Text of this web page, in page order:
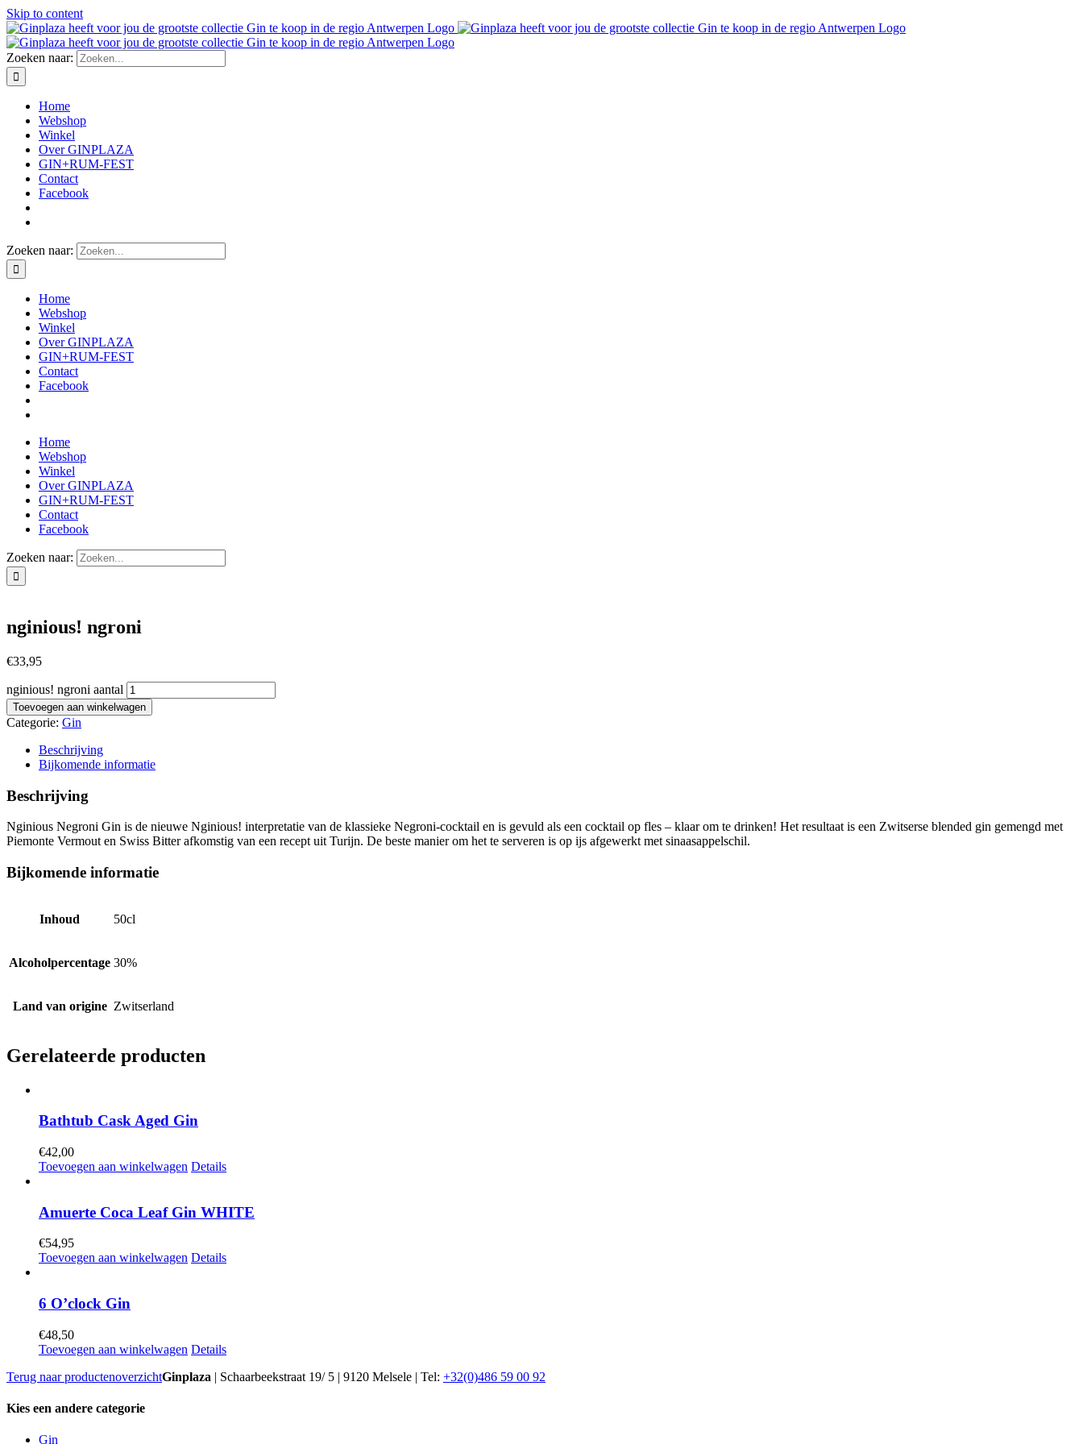
Skip to content
Zoeken naar:
Home
Webshop
Winkel
Over GINPLAZA
GIN+RUM-FEST
Contact
Facebook
Zoeken naar:
Home
Webshop
Winkel
Over GINPLAZA
GIN+RUM-FEST
Contact
Facebook
Home
Webshop
Winkel
Over GINPLAZA
GIN+RUM-FEST
Contact
Facebook
Zoeken naar:
nginious! ngroni
€33,95
nginious! ngroni aantal
Toevoegen aan winkelwagen
Categorie: Gin
Beschrijving
Bijkomende informatie
Beschrijving
Nginious Negroni Gin is de nieuwe Nginious! interpretatie van de klassieke Negroni-cocktail en is gevuld als een cocktail op fles – klaar om te drinken! Het resultaat is een Zwitserse blended gin gemengd met
Piemonte Vermout en Swiss Bitter afkomstig van een recept uit Turijn. De beste manier om het te serveren is op ijs afgewerkt met sinaasappelschil.
Bijkomende informatie
Inhoud 50cl
Alcoholpercentage 30%
Land van origine Zwitserland
Gerelateerde producten
Bathtub Cask Aged Gin
€42,00
Toevoegen aan winkelwagen Details
Amuerte Coca Leaf Gin WHITE
€54,95
Toevoegen aan winkelwagen Details
6 O’clock Gin
€48,50
Toevoegen aan winkelwagen Details
Terug naar productenoverzicht
Kies een andere categorie
Gin
Ginplaza | Schaarbeekstraat 19/ 5 | 9120 Melsele | Tel: +32(0)486 59 00 92